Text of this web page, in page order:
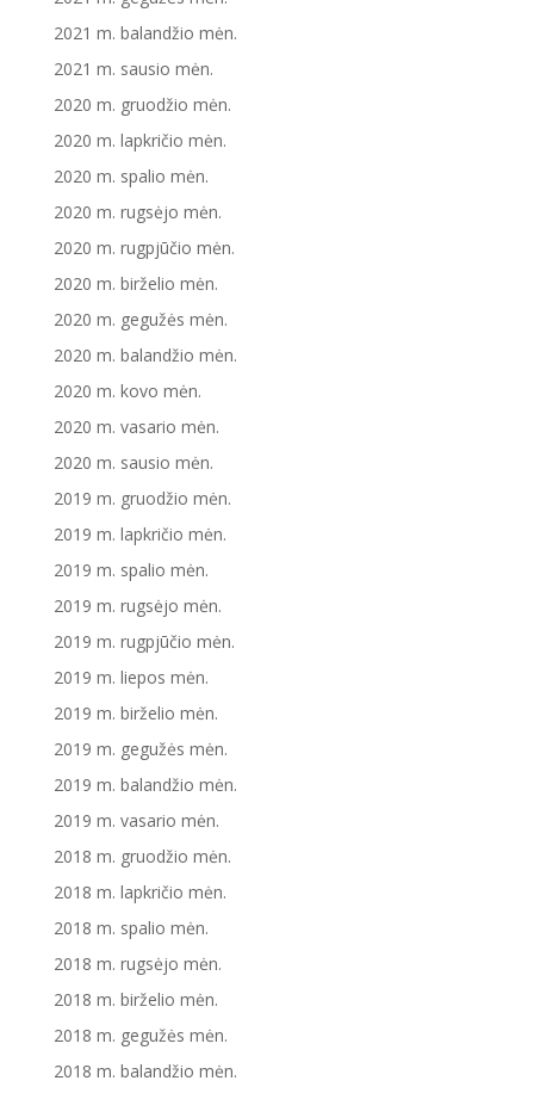
2021 m. balandžio mėn.
2021 m. sausio mėn.
2020 m. gruodžio mėn.
2020 m. lapkričio mėn.
2020 m. spalio mėn.
2020 m. rugsėjo mėn.
2020 m. rugpjūčio mėn.
2020 m. birželio mėn.
2020 m. gegužės mėn.
2020 m. balandžio mėn.
2020 m. kovo mėn.
2020 m. vasario mėn.
2020 m. sausio mėn.
2019 m. gruodžio mėn.
2019 m. lapkričio mėn.
2019 m. spalio mėn.
2019 m. rugsėjo mėn.
2019 m. rugpjūčio mėn.
2019 m. liepos mėn.
2019 m. birželio mėn.
2019 m. gegužės mėn.
2019 m. balandžio mėn.
2019 m. vasario mėn.
2018 m. gruodžio mėn.
2018 m. lapkričio mėn.
2018 m. spalio mėn.
2018 m. rugsėjo mėn.
2018 m. birželio mėn.
2018 m. gegužės mėn.
2018 m. balandžio mėn.